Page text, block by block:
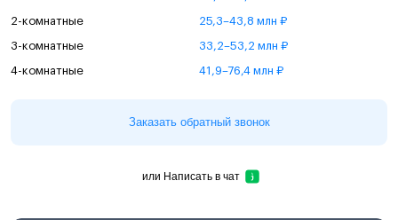
2-комнатные 25,3–43,8 млн ₽
3-комнатные 33,2–53,2 млн ₽
4-комнатные 41,9–76,4 млн ₽
Заказать обратный звонок
или Написать в чат